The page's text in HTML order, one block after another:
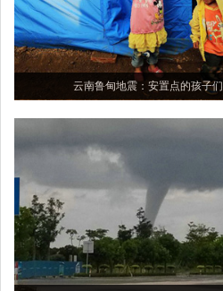
云南鲁甸地震：安置点的孩子们